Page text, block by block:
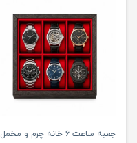
جعبه ساعت 6 خانه چرم و مخمل